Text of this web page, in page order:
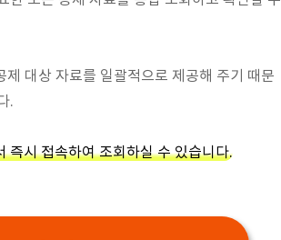
대상 자료를 일괄적으로 제공해 주기 때문
.
즉시 접속하여 조회하실 수 있습니다.